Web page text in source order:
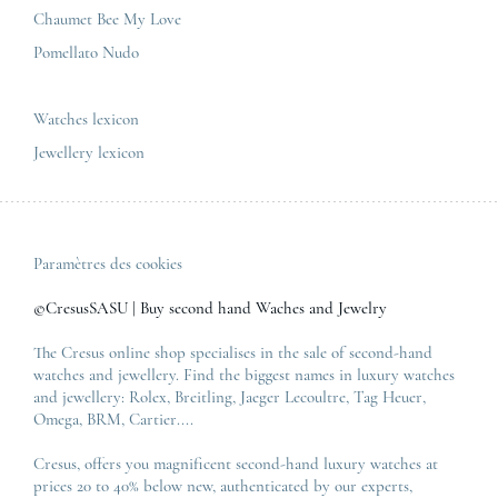
Zénith
All the luxury models
Chaumet Bee My Love
Pomellato Nudo
Watches lexicon
Jewellery lexicon
Paramètres des cookies
©CresusSASU | Buy second hand Waches and Jewelry
The Cresus online shop specialises in the sale of second-hand
watches and jewellery. Find the biggest names in luxury watches
and jewellery: Rolex, Breitling, Jaeger Lecoultre, Tag Heuer,
Omega, BRM, Cartier....
Cresus, offers you magnificent second-hand luxury watches at
prices 20 to 40% below new, authenticated by our experts,